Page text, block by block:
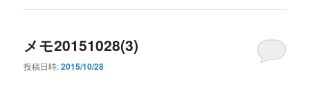
メモ20151028(3)
投稿日時:2015/10/28